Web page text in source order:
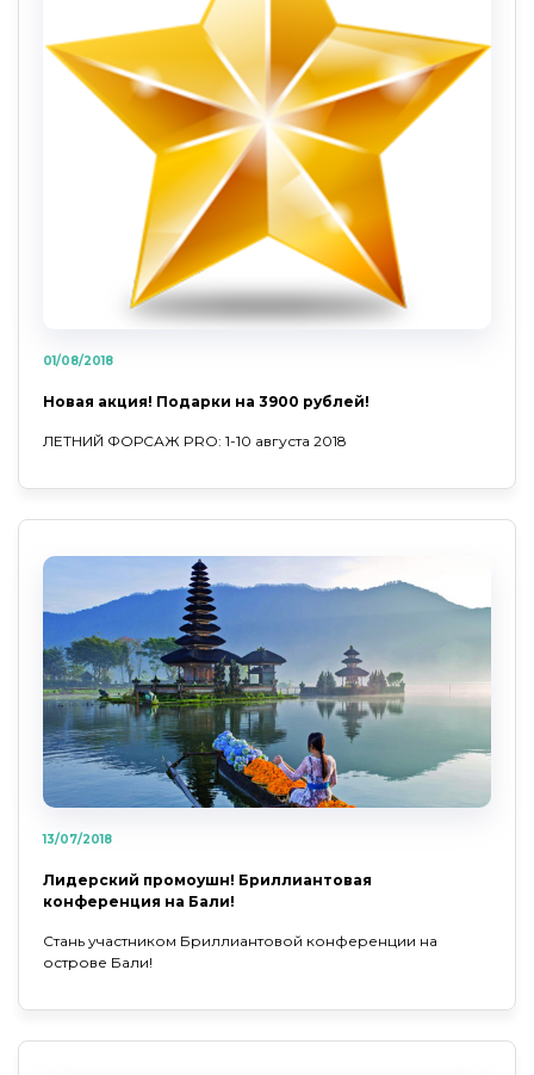
01/08/2018
Новая акция! Подарки на 3900 рублей!
ЛЕТНИЙ ФОРСАЖ PRO: 1-10 августа 2018
13/07/2018
Лидерский промоушн! Бриллиантовая
конференция на Бали!
Стань участником Бриллиантовой конференции на
острове Бали!